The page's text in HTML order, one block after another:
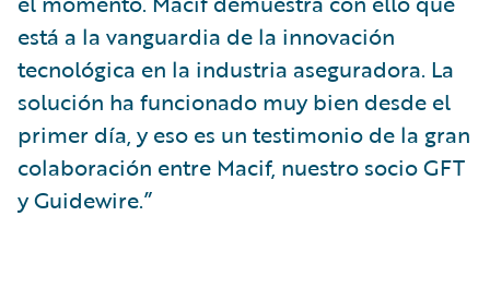
está a la vanguardia de la innovación
tecnológica en la industria aseguradora. La
solución ha funcionado muy bien desde el
primer día, y eso es un testimonio de la gran
colaboración entre Macif, nuestro socio GFT
y Guidewire.”